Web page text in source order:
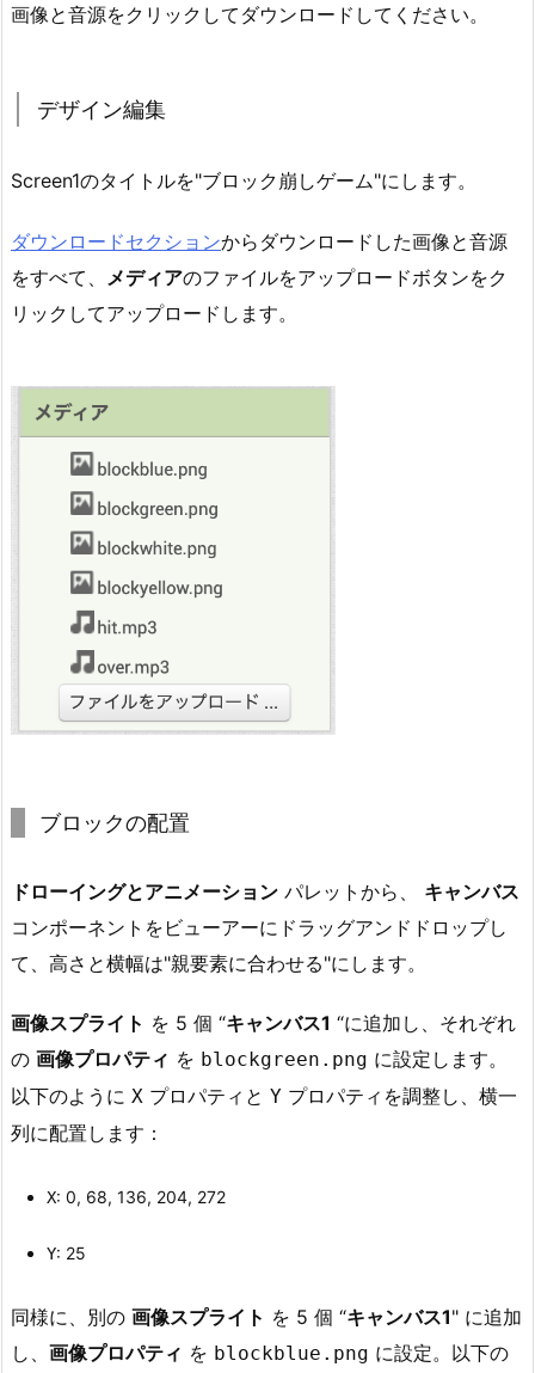
画像と音源をクリックしてダウンロードしてください。
デザイン編集
Screen1のタイトルを"ブロック崩しゲーム"にします。
ダウンロードセクションからダウンロードした画像と音源
をすべて、 メディアのファイルをアップロードボタンをク
リックしてアップロードします。
ブロックの配置
ドローイングとアニメーション パレットから、 キャンバス
コンポーネントをビューアーにドラッグアンドドロップし
て、高さと横幅は"親要素に合わせる"にします。
画像スプライト を 5 個 “キャンバス1 “に追加し、それぞれ
の 画像プロパティ を blockgreen.png に設定します。
以下のように X プロパティと Y プロパティを調整し、横一
列に配置します：
X: 0, 68, 136, 204, 272
Y: 25
同様に、別の 画像スプライト を 5 個 “キャンバス1" に追加
し、 画像プロパティ を blockblue.png に設定。以下の